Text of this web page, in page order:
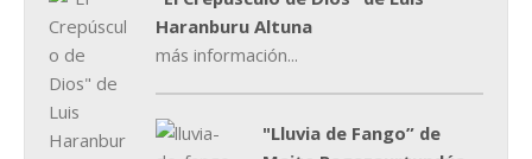
Haranburu Altuna
más información...
"Lluvia de Fango” de